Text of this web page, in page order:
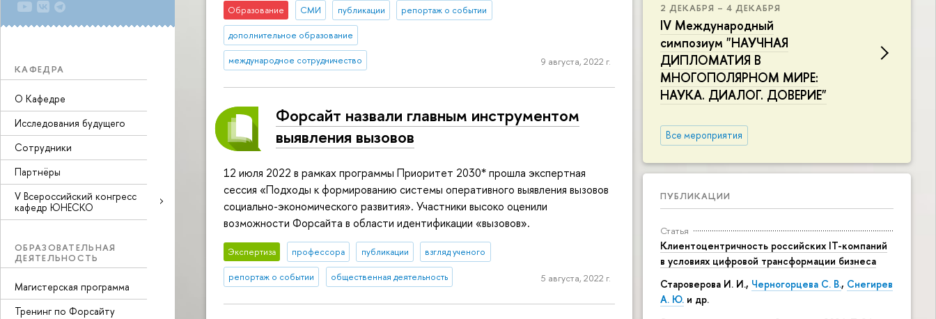
КАФЕДРА
О Кафедре
Исследования будущего
Сотрудники
Партнёры
V Всероссийский конгресс
кафедр ЮНЕСКО
ОБРАЗОВАТЕЛЬНАЯ
ДЕЯТЕЛЬНОСТЬ
Магистерская программа
Тренинг по Форсайту
2 ДЕКАБРЯ – 4 ДЕКАБРЯ
IV Международный
симпозиум "НАУЧНАЯ
ДИПЛОМАТИЯ В
МНОГОПОЛЯРНОМ МИРЕ:
НАУКА. ДИАЛОГ. ДОВЕРИЕ"
Все мероприятия
ПУБЛИКАЦИИ
Статья
Клиентоцентричность российских IT-компаний
в условиях цифровой трансформации бизнеса
Староверова И. И., Черногорцева С. В., Снегирев
А. Ю. и др.
Образование СМИ публикации репортаж о событии
дополнительное образование
международное сотрудничество 9 августа, 2022 г.
Форсайт назвали главным инструментом
выявления вызовов
12 июля 2022 в рамках программы Приоритет 2030* прошла экспертная
сессия «Подходы к формированию системы оперативного выявления вызовов
социально-экономического развития». Участники высоко оценили
возможности Форсайта в области идентификации «вызовов».
Экспертиза профессора публикации взгляд ученого
репортаж о событии общественная деятельность 5 августа, 2022 г.